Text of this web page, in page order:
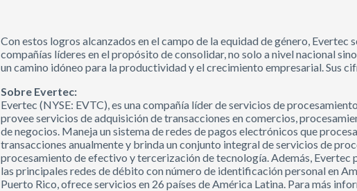
Con estos logros alcanzados en el campo de la equidad de género, Evertec
compañías líderes en el propósito de consolidar, no solo a nivel nacional
un camino idóneo para la productividad y el crecimiento empresarial. Sus
Sobre Evertec:
Evertec (NYSE: EVTC), es una compañía líder de servicios de
provee servicios de adquisición de transacciones en comercios,
de negocios. Maneja un sistema de redes de pagos electrónicos que
transacciones anualmente y brinda un conjunto integral de servicios de
procesamiento de efectivo y tercerización de tecnología. Además, Evertec
las principales redes de débito con número de identificación personal en
Puerto Rico, ofrece servicios en 26 países de América Latina. Para más